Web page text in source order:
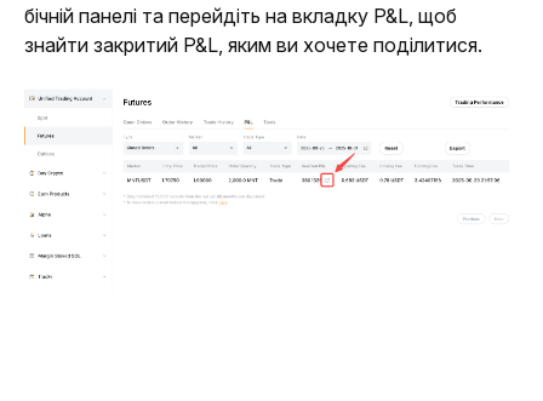
бічній панелі та перейдіть на вкладку P&L, щоб
знайти закритий P&L, яким ви хочете поділитися.